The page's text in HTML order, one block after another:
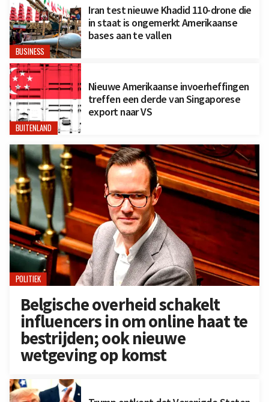
BUSINESS
Iran test nieuwe Khadid 110-drone die
in staat is ongemerkt Amerikaanse
bases aan te vallen
BUITENLAND
Nieuwe Amerikaanse invoerheffingen
treffen een derde van Singaporese
export naar VS
POLITIEK
Belgische overheid schakelt
influencers in om online haat te
bestrijden; ook nieuwe
wetgeving op komst